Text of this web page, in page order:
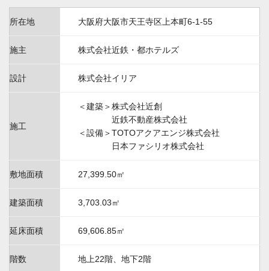
所在地 大阪府大阪市天王寺区上本町6-1-55
施主 株式会社近鉄・都ホテルズ
設計 株式会社イリア
施工
＜建築＞株式会社近創
近鉄不動産株式会社
＜設備＞TOTOアクアエンジ株式会社
日本ファシリオ株式会社
敷地面積 27,399.50㎡
建築面積 3,703.03㎡
延床面積 69,606.85㎡
階数 地上22階、地下2階